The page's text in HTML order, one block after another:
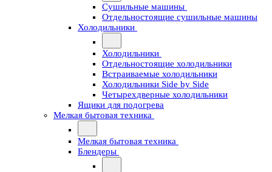
Сушильные машины
Отдельностоящие сушильные машины
Холодильники
Холодильники
Отдельностоящие холодильники
Встраиваемые холодильники
Холодильники Side by Side
Четырехдверные холодильники
Ящики для подогрева
Мелкая бытовая техника
Мелкая бытовая техника
Блендеры